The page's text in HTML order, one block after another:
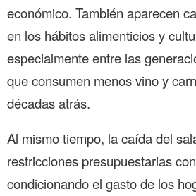
económico. También aparecen
en los hábitos alimenticios y
especialmente entre las
que consumen menos vino y
décadas atrás.
Al mismo tiempo, la caída del
restricciones presupuestarias
condicionando el gasto de los